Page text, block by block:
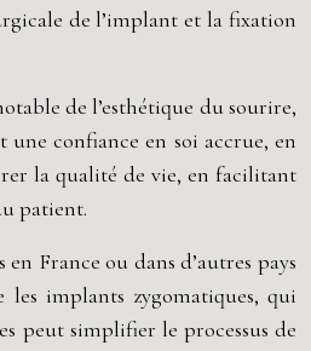
de l’implant et la fixation
de l’esthétique du sourire,
confiance en soi accrue, en
la qualité de vie, en facilitant
patient.
France ou dans d’autres pays
les implants zygomatiques, qui
peut simplifier le processus de